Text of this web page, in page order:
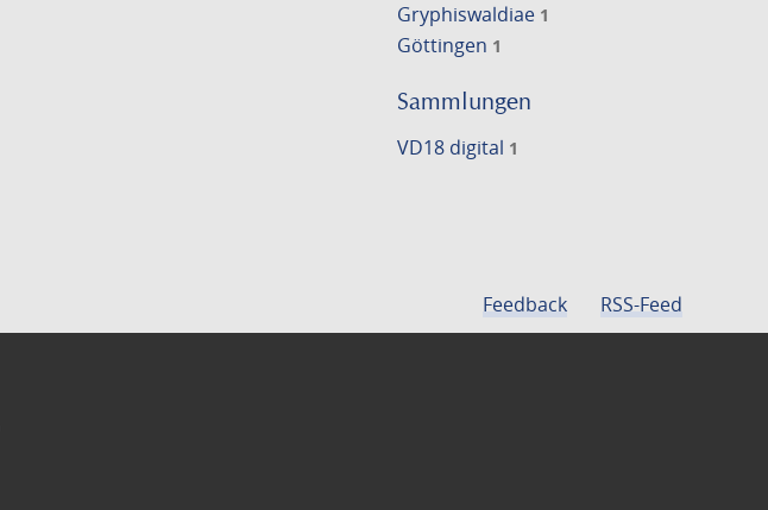
Gryphiswaldiae 1
Göttingen 1
Sammlungen
VD18 digital 1
Feedback RSS-Feed